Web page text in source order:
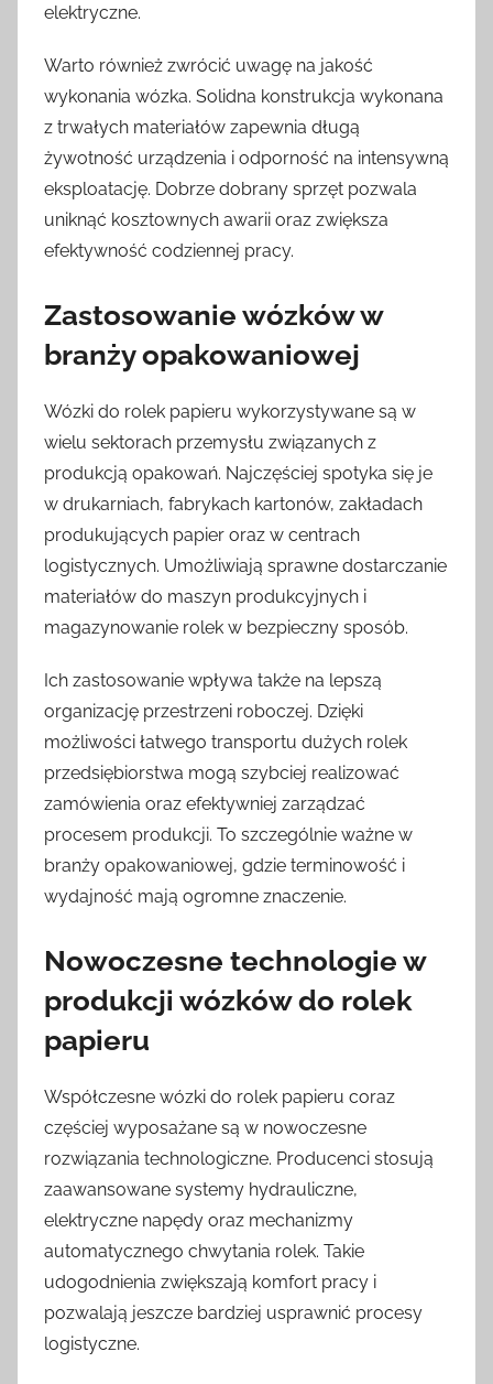
elektryczne.
Warto również zwrócić uwagę na jakość
wykonania wózka. Solidna konstrukcja wykonana
z trwałych materiałów zapewnia długą
żywotność urządzenia i odporność na intensywną
eksploatację. Dobrze dobrany sprzęt pozwala
uniknąć kosztownych awarii oraz zwiększa
efektywność codziennej pracy.
Zastosowanie wózków w
branży opakowaniowej
Wózki do rolek papieru wykorzystywane są w
wielu sektorach przemysłu związanych z
produkcją opakowań. Najczęściej spotyka się je
w drukarniach, fabrykach kartonów, zakładach
produkujących papier oraz w centrach
logistycznych. Umożliwiają sprawne dostarczanie
materiałów do maszyn produkcyjnych i
magazynowanie rolek w bezpieczny sposób.
Ich zastosowanie wpływa także na lepszą
organizację przestrzeni roboczej. Dzięki
możliwości łatwego transportu dużych rolek
przedsiębiorstwa mogą szybciej realizować
zamówienia oraz efektywniej zarządzać
procesem produkcji. To szczególnie ważne w
branży opakowaniowej, gdzie terminowość i
wydajność mają ogromne znaczenie.
Nowoczesne technologie w
produkcji wózków do rolek
papieru
Współczesne wózki do rolek papieru coraz
częściej wyposażane są w nowoczesne
rozwiązania technologiczne. Producenci stosują
zaawansowane systemy hydrauliczne,
elektryczne napędy oraz mechanizmy
automatycznego chwytania rolek. Takie
udogodnienia zwiększają komfort pracy i
pozwalają jeszcze bardziej usprawnić procesy
logistyczne.